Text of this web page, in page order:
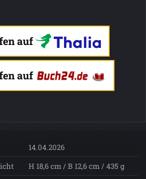
auf
auf
14.04.2026
H 18,6 cm / B 12,6 cm / 435 g